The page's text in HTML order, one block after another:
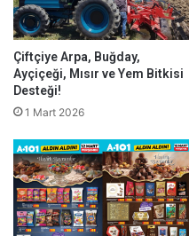
Çiftçiye Arpa, Buğday,
Ayçiçeği, Mısır ve Yem Bitkisi
Desteği!
1 Mart 2026